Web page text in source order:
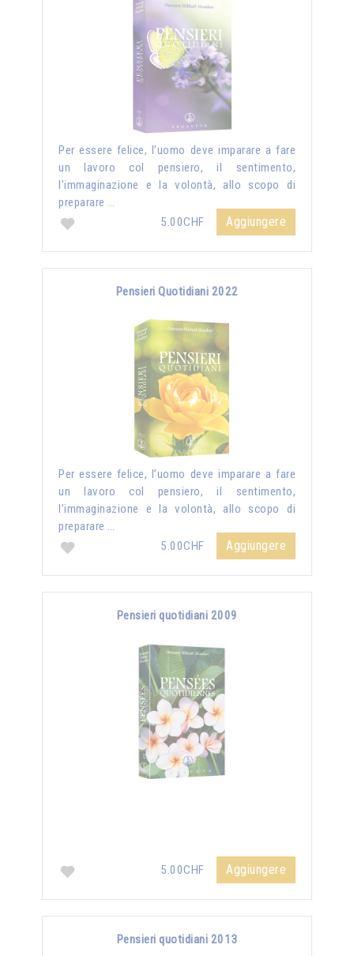
Per essere felice, l’uomo deve imparare a fare
un lavoro col pensiero, il sentimento,
l’immaginazione e la volontà, allo scopo di
preparare …
5.00CHF
Aggiungere
Pensieri Quotidiani 2022
Per essere felice, l’uomo deve imparare a fare
un lavoro col pensiero, il sentimento,
l’immaginazione e la volontà, allo scopo di
preparare …
5.00CHF
Aggiungere
Pensieri quotidiani 2009
5.00CHF Aggiungere
Pensieri quotidiani 2013